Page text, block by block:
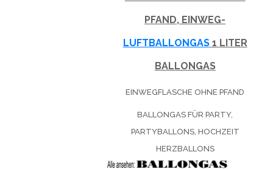
PFAND, EINWEG-
LUFTBALLONGAS1 LITER
BALLONGAS
EINWEGFLASCHE OHNE PFAND
BALLONGAS FÜR PARTY,
PARTYBALLONS, HOCHZEIT
HERZBALLONS